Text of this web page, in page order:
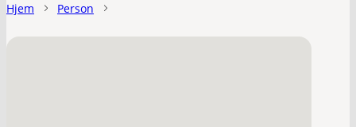
Hjem Person